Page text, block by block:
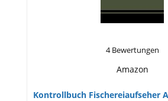
4 Bewertungen
Amazon
Kontrollbuch Fischereiaufseher